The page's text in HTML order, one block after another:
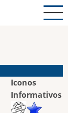
Iconos
Informativos